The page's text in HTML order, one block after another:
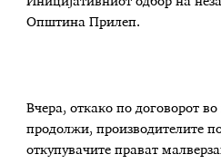
Општина Прилеп.
Вчера, откако по договорот во
продолжи, производителите
откупувачите прават